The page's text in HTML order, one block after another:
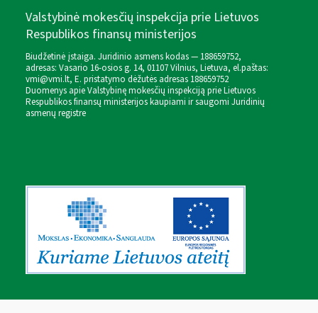
Valstybinė mokesčių inspekcija prie Lietuvos
Respublikos finansų ministerijos
Biudžetinė įstaiga. Juridinio asmens kodas — 188659752,
adresas: Vasario 16-osios g. 14, 01107 Vilnius, Lietuva, el.paštas:
vmi@vmi.lt, E. pristatymo dėžutės adresas 188659752
Duomenys apie Valstybinę mokesčių inspekciją prie Lietuvos
Respublikos finansų ministerijos kaupiami ir saugomi Juridinių
asmenų registre